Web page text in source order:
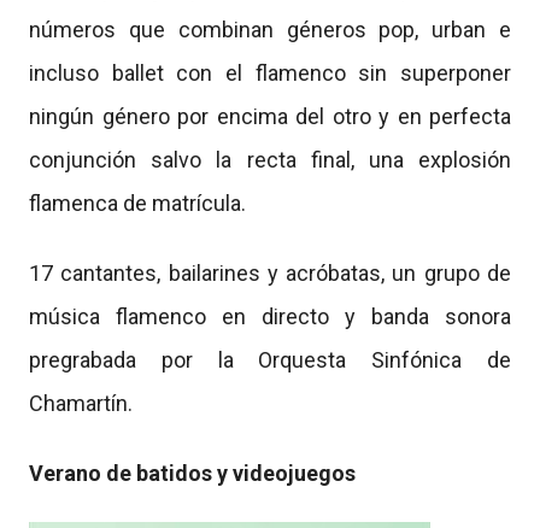
números que combinan géneros pop, urban e
incluso ballet con el flamenco sin superponer
ningún género por encima del otro y en perfecta
conjunción salvo la recta final, una explosión
flamenca de matrícula.
17 cantantes, bailarines y acróbatas, un grupo de
música flamenco en directo y banda sonora
pregrabada por la Orquesta Sinfónica de
Chamartín.
Verano de batidos y videojuegos